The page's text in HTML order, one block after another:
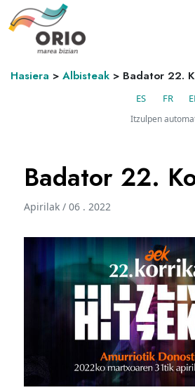
Hasiera > Albisteak > Badator 22.
ES FR
Itzulpen
Badator 22.
Apirilak / 06 . 2022